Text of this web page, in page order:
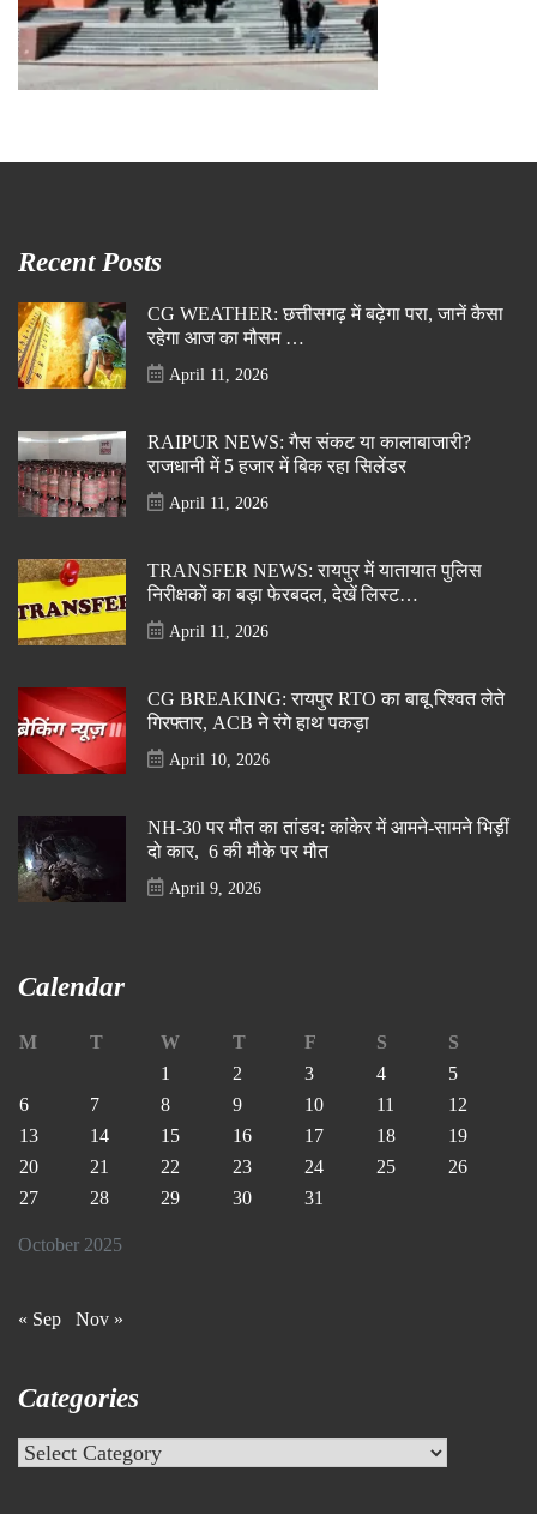
Recent Posts
CG WEATHER: छत्तीसगढ़ में बढ़ेगा परा, जानें कैसा
रहेगा आज का मौसम …
April 11, 2026
RAIPUR NEWS: गैस संकट या कालाबाजारी?
राजधानी में 5 हजार में बिक रहा सिलेंडर
April 11, 2026
TRANSFER NEWS: रायपुर में यातायात पुलिस
निरीक्षकों का बड़ा फेरबदल, देखें लिस्ट…
April 11, 2026
CG BREAKING: रायपुर RTO का बाबू रिश्वत लेते
गिरफ्तार, ACB ने रंगे हाथ पकड़ा
April 10, 2026
NH-30 पर मौत का तांडव: कांकेर में आमने-सामने भिड़ीं
दो कार, 6 की मौके पर मौत
April 9, 2026
Calendar
October 2025
M T W T F S
S
1
2 3 4
5
6
7 8 9 10 11
12
13
14 15 16 17 18
19
20
21 22 23 24 25
26
27
28 29 30 31
« Sep Nov »
Categories
Categories